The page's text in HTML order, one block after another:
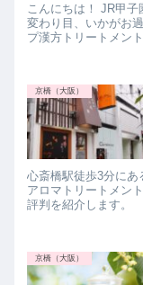
こんにちは！ JR甲
変わり目、いかがお
プ漢方トリートメン
京橋（大阪）
心斎橋駅徒歩3分にあ
アロマトリートメン
評判を紹介します。
京橋（大阪）